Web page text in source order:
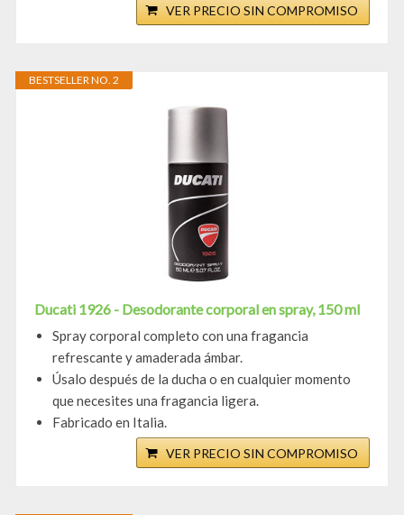
VER PRECIO SIN COMPROMISO
BESTSELLER NO. 2
Ducati 1926 - Desodorante corporal en spray, 150 ml
Spray corporal completo con una fragancia
refrescante y amaderada ámbar.
Úsalo después de la ducha o en cualquier momento
que necesites una fragancia ligera.
Fabricado en Italia.
VER PRECIO SIN COMPROMISO